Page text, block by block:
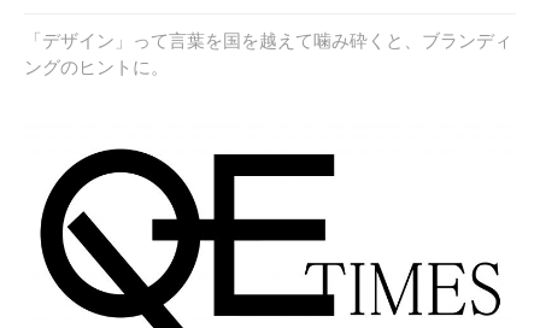
「デザイン」って言葉を国を越えて噛み砕くと、ブランディ
ングのヒントに。